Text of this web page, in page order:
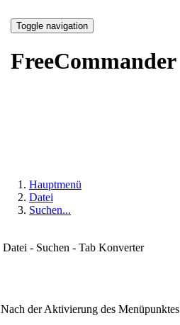
Toggle navigation
FreeCommander
Hauptmenü
Datei
Suchen...
Datei - Suchen - Tab Konverter
Nach der Aktivierung des